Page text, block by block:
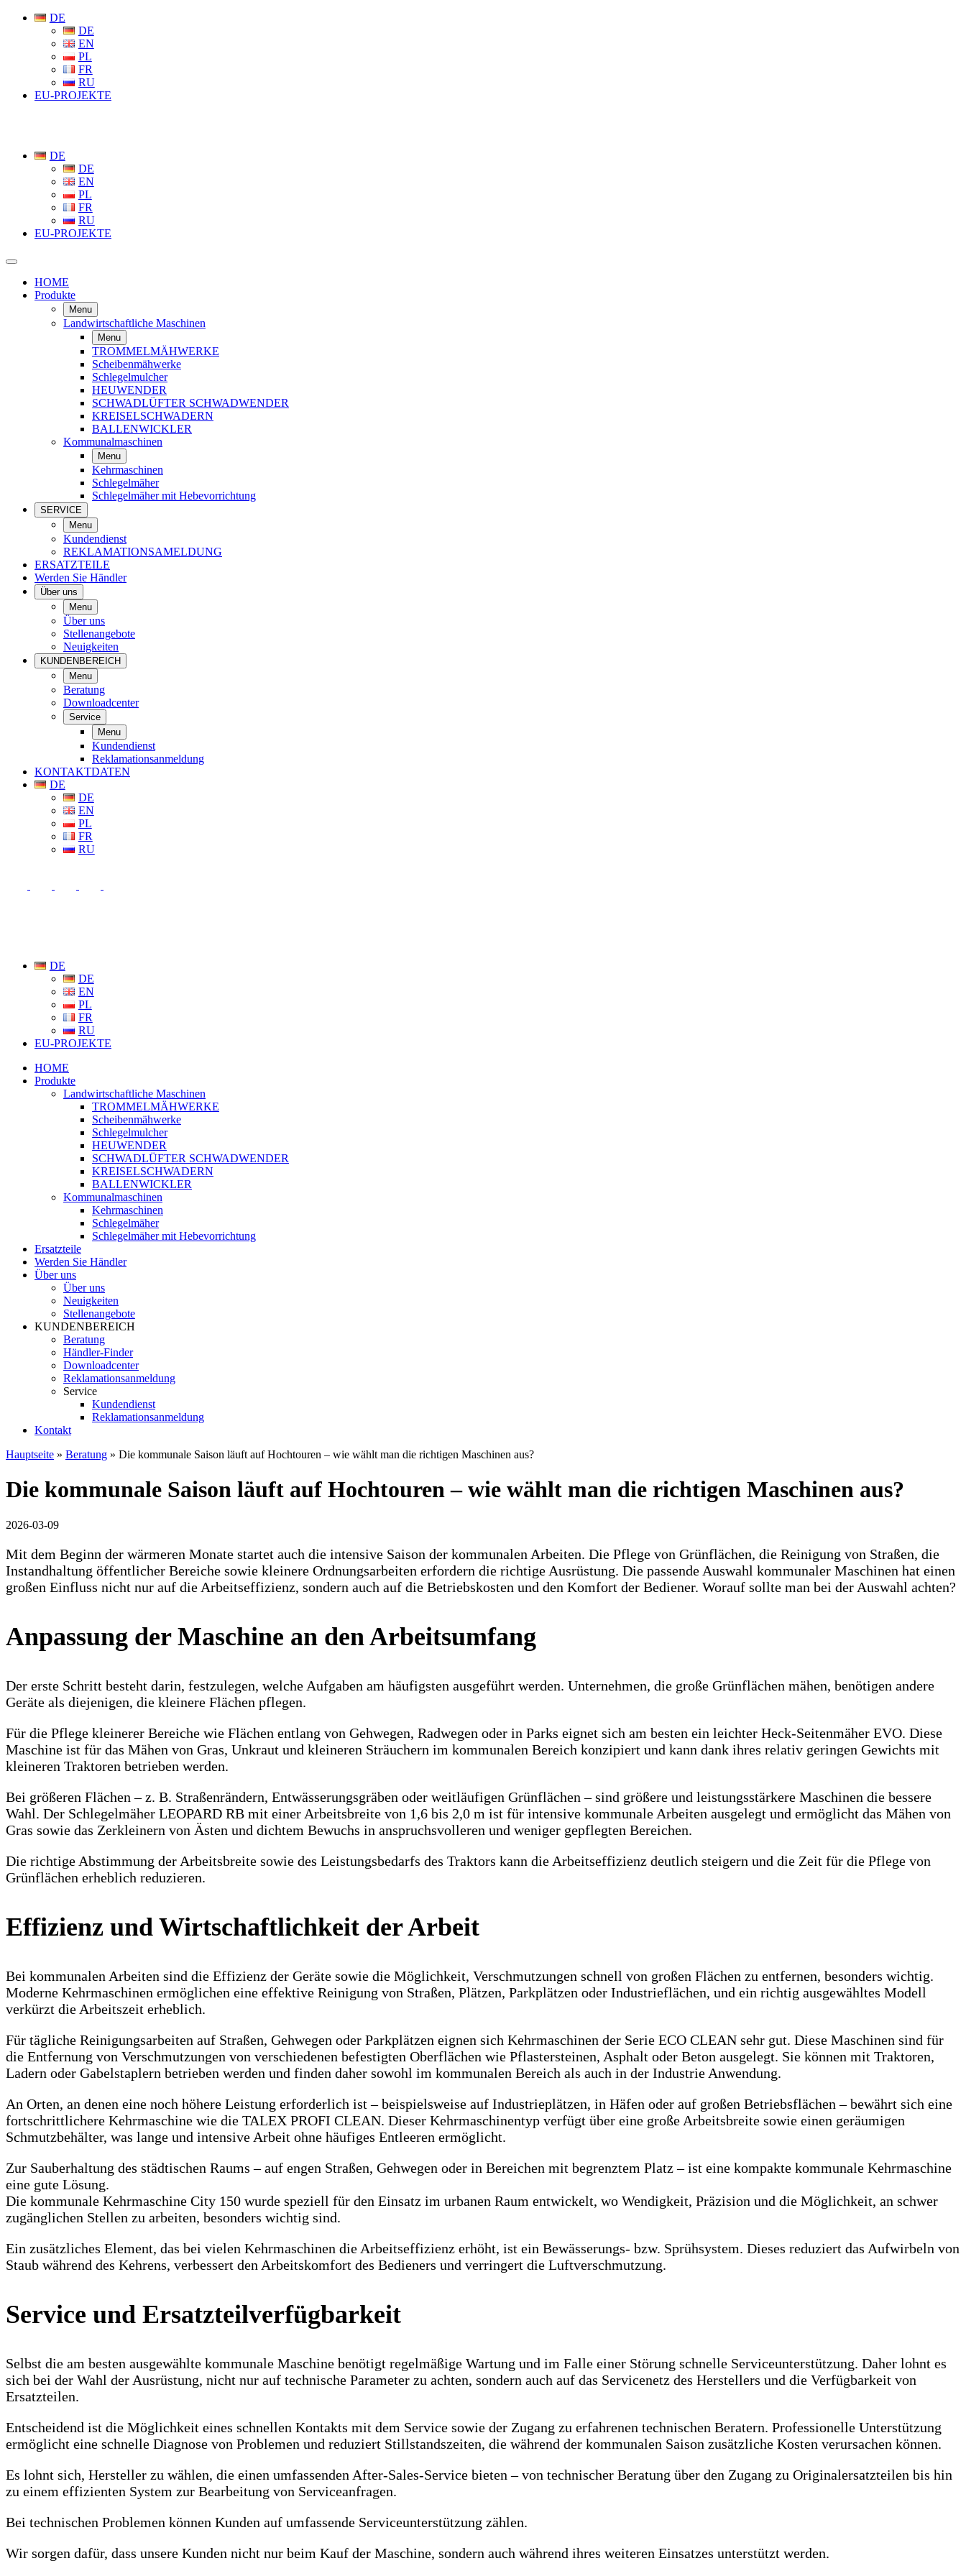
DE
DE
EN
PL
FR
RU
EU-PROJEKTE
DE
DE
EN
PL
FR
RU
EU-PROJEKTE
HOME
Produkte
Menu
Landwirtschaftliche Maschinen
Menu
TROMMELMÄHWERKE
Scheibenmähwerke
Schlegelmulcher
HEUWENDER
SCHWADLÜFTER SCHWADWENDER
KREISELSCHWADERN
BALLENWICKLER
Kommunalmaschinen
Menu
Kehrmaschinen
Schlegelmäher
Schlegelmäher mit Hebevorrichtung
SERVICE
Menu
Kundendienst
REKLAMATIONSAMELDUNG
ERSATZTEILE
Werden Sie Händler
Über uns
Menu
Über uns
Stellenangebote
Neuigkeiten
KUNDENBEREICH
Menu
Beratung
Downloadcenter
Service
Menu
Kundendienst
Reklamationsanmeldung
KONTAKTDATEN
DE
DE
EN
PL
FR
RU
DE
DE
EN
PL
FR
RU
EU-PROJEKTE
HOME
Produkte
Landwirtschaftliche Maschinen
TROMMELMÄHWERKE
Scheibenmähwerke
Schlegelmulcher
HEUWENDER
SCHWADLÜFTER SCHWADWENDER
KREISELSCHWADERN
BALLENWICKLER
Kommunalmaschinen
Kehrmaschinen
Schlegelmäher
Schlegelmäher mit Hebevorrichtung
Ersatzteile
Werden Sie Händler
Über uns
Über uns
Neuigkeiten
Stellenangebote
KUNDENBEREICH
Beratung
Händler-Finder
Downloadcenter
Reklamationsanmeldung
Service
Kundendienst
Reklamationsanmeldung
Kontakt
Hauptseite » Beratung » Die kommunale Saison läuft auf Hochtouren – wie wählt man die richtigen Maschinen aus?
Die kommunale Saison läuft auf Hochtouren – wie wählt man die richtigen Maschinen aus?
2026-03-09
Mit dem Beginn der wärmeren Monate startet auch die intensive Saison der kommunalen Arbeiten. Die Pflege von Grünflächen, die Reinigung von Straßen, die
Instandhaltung öffentlicher Bereiche sowie kleinere Ordnungsarbeiten erfordern die richtige Ausrüstung. Die passende Auswahl kommunaler Maschinen hat einen
großen Einfluss nicht nur auf die Arbeitseffizienz, sondern auch auf die Betriebskosten und den Komfort der Bediener. Worauf sollte man bei der Auswahl achten?
Anpassung der Maschine an den Arbeitsumfang
Der erste Schritt besteht darin, festzulegen, welche Aufgaben am häufigsten ausgeführt werden. Unternehmen, die große Grünflächen mähen, benötigen andere
Geräte als diejenigen, die kleinere Flächen pflegen.
Für die Pflege kleinerer Bereiche wie Flächen entlang von Gehwegen, Radwegen oder in Parks eignet sich am besten ein leichter Heck-Seitenmäher EVO. Diese
Maschine ist für das Mähen von Gras, Unkraut und kleineren Sträuchern im kommunalen Bereich konzipiert und kann dank ihres relativ geringen Gewichts mit
kleineren Traktoren betrieben werden.
Bei größeren Flächen – z. B. Straßenrändern, Entwässerungsgräben oder weitläufigen Grünflächen – sind größere und leistungsstärkere Maschinen die bessere
Wahl. Der Schlegelmäher LEOPARD RB mit einer Arbeitsbreite von 1,6 bis 2,0 m ist für intensive kommunale Arbeiten ausgelegt und ermöglicht das Mähen von
Gras sowie das Zerkleinern von Ästen und dichtem Bewuchs in anspruchsvolleren und weniger gepflegten Bereichen.
Die richtige Abstimmung der Arbeitsbreite sowie des Leistungsbedarfs des Traktors kann die Arbeitseffizienz deutlich steigern und die Zeit für die Pflege von
Grünflächen erheblich reduzieren.
Effizienz und Wirtschaftlichkeit der Arbeit
Bei kommunalen Arbeiten sind die Effizienz der Geräte sowie die Möglichkeit, Verschmutzungen schnell von großen Flächen zu entfernen, besonders wichtig.
Moderne Kehrmaschinen ermöglichen eine effektive Reinigung von Straßen, Plätzen, Parkplätzen oder Industrieflächen, und ein richtig ausgewähltes Modell
verkürzt die Arbeitszeit erheblich.
Für tägliche Reinigungsarbeiten auf Straßen, Gehwegen oder Parkplätzen eignen sich Kehrmaschinen der Serie ECO CLEAN sehr gut. Diese Maschinen sind für
die Entfernung von Verschmutzungen von verschiedenen befestigten Oberflächen wie Pflastersteinen, Asphalt oder Beton ausgelegt. Sie können mit Traktoren,
Ladern oder Gabelstaplern betrieben werden und finden daher sowohl im kommunalen Bereich als auch in der Industrie Anwendung.
An Orten, an denen eine noch höhere Leistung erforderlich ist – beispielsweise auf Industrieplätzen, in Häfen oder auf großen Betriebsflächen – bewährt sich eine
fortschrittlichere Kehrmaschine wie die TALEX PROFI CLEAN. Dieser Kehrmaschinentyp verfügt über eine große Arbeitsbreite sowie einen geräumigen
Schmutzbehälter, was lange und intensive Arbeit ohne häufiges Entleeren ermöglicht.
Zur Sauberhaltung des städtischen Raums – auf engen Straßen, Gehwegen oder in Bereichen mit begrenztem Platz – ist eine kompakte kommunale Kehrmaschine
eine gute Lösung.
Die kommunale Kehrmaschine City 150 wurde speziell für den Einsatz im urbanen Raum entwickelt, wo Wendigkeit, Präzision und die Möglichkeit, an schwer
zugänglichen Stellen zu arbeiten, besonders wichtig sind.
Ein zusätzliches Element, das bei vielen Kehrmaschinen die Arbeitseffizienz erhöht, ist ein Bewässerungs- bzw. Sprühsystem. Dieses reduziert das Aufwirbeln von
Staub während des Kehrens, verbessert den Arbeitskomfort des Bedieners und verringert die Luftverschmutzung.
Service und Ersatzteilverfügbarkeit
Selbst die am besten ausgewählte kommunale Maschine benötigt regelmäßige Wartung und im Falle einer Störung schnelle Serviceunterstützung. Daher lohnt es
sich bei der Wahl der Ausrüstung, nicht nur auf technische Parameter zu achten, sondern auch auf das Servicenetz des Herstellers und die Verfügbarkeit von
Ersatzteilen.
Entscheidend ist die Möglichkeit eines schnellen Kontakts mit dem Service sowie der Zugang zu erfahrenen technischen Beratern. Professionelle Unterstützung
ermöglicht eine schnelle Diagnose von Problemen und reduziert Stillstandszeiten, die während der kommunalen Saison zusätzliche Kosten verursachen können.
Es lohnt sich, Hersteller zu wählen, die einen umfassenden After-Sales-Service bieten – von technischer Beratung über den Zugang zu Originalersatzteilen bis hin
zu einem effizienten System zur Bearbeitung von Serviceanfragen.
Bei technischen Problemen können Kunden auf umfassende Serviceunterstützung zählen.
Wir sorgen dafür, dass unsere Kunden nicht nur beim Kauf der Maschine, sondern auch während ihres weiteren Einsatzes unterstützt werden.